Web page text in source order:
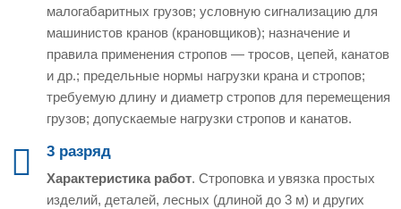
малогабаритных грузов; условную сигнализацию для
машинистов кранов (крановщиков); назначение и
правила применения стропов — тросов, цепей, канатов
и др.; предельные нормы нагрузки крана и стропов;
требуемую длину и диаметр стропов для перемещения
грузов; допускаемые нагрузки стропов и канатов.
3 разряд
Характеристика работ. Строповка и увязка простых
изделий, деталей, лесных (длиной до 3 м) и других